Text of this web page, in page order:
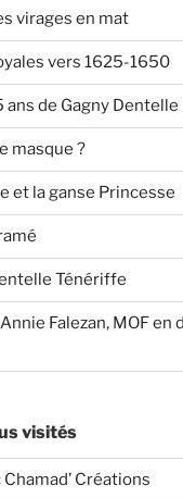
virages en mat
vers 1625-1650
ans de Gagny Dentelle
masque ?
et la ganse Princesse
Ténériffe
Falezan, MOF en
visités
Créations